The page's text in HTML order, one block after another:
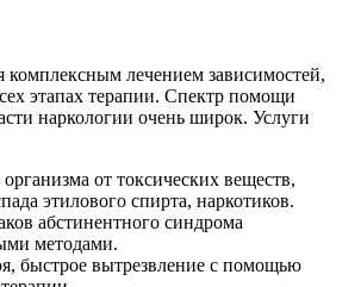
комплексным лечением зависимостей,
этапах терапии. Спектр помощи
наркологии очень широк. Услуги
от токсических веществ,
этилового спирта, наркотиков.
абстинентного синдрома
методами.
быстрое вытрезвление с помощью